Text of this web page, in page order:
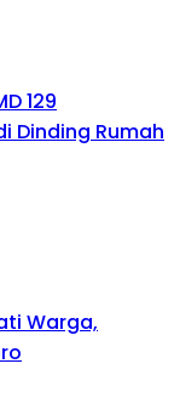
129
Dinding Rumah
Warga,